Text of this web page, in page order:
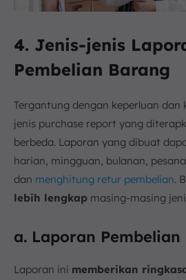
4. Jenis-jenis
Pembelian Barang
Tergantung dengan keperluan dan
jenis purchase report yang
berbeda. Laporan yang dibuat
harian, mingguan, bulanan,
dan menghitung retur pembelian.
lebih lengkap masing-masing
a. Laporan Pembelian
Laporan ini memberikan